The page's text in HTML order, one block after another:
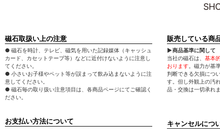
磁石取扱い上の注意
● 磁石を時計、テレビ、磁気を用いた記録媒体（キャッシュ
カード、カセットテープ等）などに近付けないように注意し
てください。
● 小さいお子様やペット等が誤まって飲み込まないように注
意してください。
● 磁石毎の取り扱い注意項目は、各商品ページにてご確認く
ださい。
お支払い方法について
販売している商
▶商品基準に関して
当社の磁石は、 基本
おります。磁力が基
判断できる欠損につ
す。但し外観上の汚
品・交換は一切承れ
キャンセルにつ